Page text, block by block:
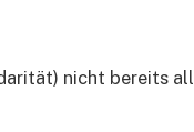
nicht bereits